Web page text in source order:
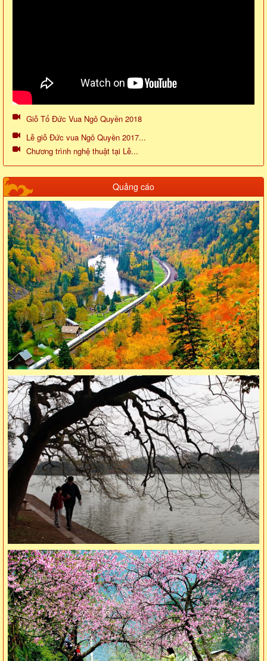
Giỗ Tổ Đức Vua Ngô Quyền 2018
Lễ giỗ Đức vua Ngô Quyền 2017...
Chương trình nghệ thuật tại Lễ...
Quảng cáo